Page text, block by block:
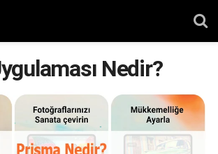
Nedir?